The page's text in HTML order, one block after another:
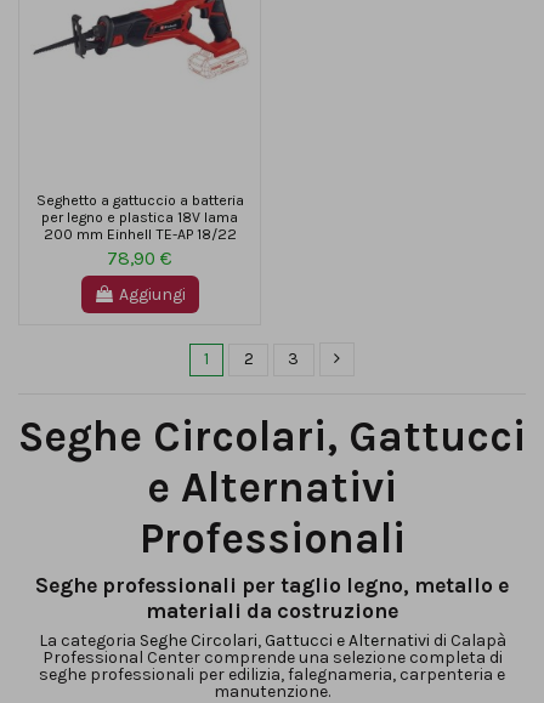
Seghetto a gattuccio a batteria
per legno e plastica 18V lama
200 mm Einhell TE-AP 18/22
78,90 €
Aggiungi
1 2 3
Seghe Circolari, Gattucci
e Alternativi
Professionali
Seghe professionali per taglio legno, metallo e
materiali da costruzione
La categoria Seghe Circolari, Gattucci e Alternativi di Calapà
Professional Center comprende una selezione completa di
seghe professionali per edilizia, falegnameria, carpenteria e
manutenzione.